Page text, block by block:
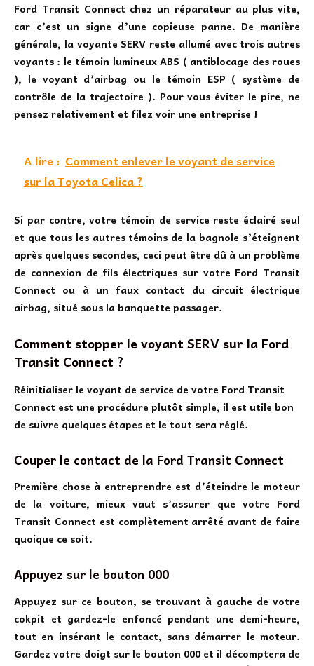
Ford Transit Connect chez un réparateur au plus vite,
car c’est un signe d’une copieuse panne. De manière
générale, la voyante SERV reste allumé avec trois autres
voyants : le témoin lumineux ABS ( antiblocage des roues
), le voyant d’airbag ou le témoin ESP ( système de
contrôle de la trajectoire ). Pour vous éviter le pire, ne
pensez relativement et filez voir une entreprise !
A lire : Comment enlever le voyant de service
sur la Toyota Celica ?
Si par contre, votre témoin de service reste éclairé seul
et que tous les autres témoins de la bagnole s’éteignent
après quelques secondes, ceci peut être dû à un problème
de connexion de fils électriques sur votre Ford Transit
Connect ou à un faux contact du circuit électrique
airbag, situé sous la banquette passager.
Comment stopper le voyant SERV sur la Ford
Transit Connect ?
Réinitialiser le voyant de service de votre Ford Transit
Connect est une procédure plutôt simple, il est utile bon
de suivre quelques étapes et le tout sera réglé.
Couper le contact de la Ford Transit Connect
Première chose à entreprendre est d’éteindre le moteur
de la voiture, mieux vaut s’assurer que votre Ford
Transit Connect est complètement arrêté avant de faire
quoique ce soit.
Appuyez sur le bouton 000
Appuyez sur ce bouton, se trouvant à gauche de votre
cokpit et gardez-le enfoncé pendant une demi-heure,
tout en insérant le contact, sans démarrer le moteur.
Gardez votre doigt sur le bouton 000 et il décomptera de